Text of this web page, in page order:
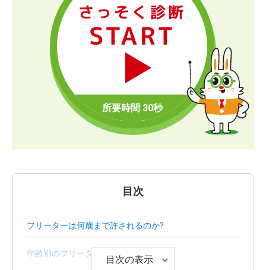
さっそく診断
START
目次
フリーターは何歳まで許されるのか?
年齢別のフリーターの就職事情
目次の表示